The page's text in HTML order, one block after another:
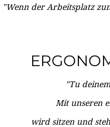
"Wenn der Arbeitsplatz
"Tu
Mit unseren
wird sitzen und